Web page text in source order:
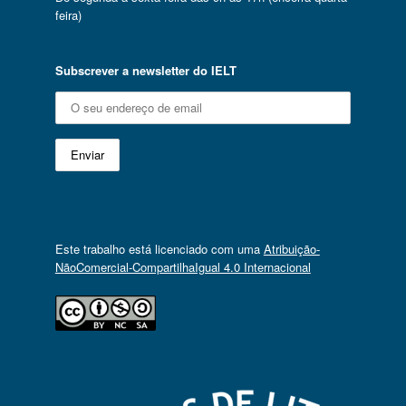
feira)
Subscrever a newsletter do IELT
Este trabalho está licenciado com uma Atribuição-
NãoComercial-CompartilhaIgual 4.0 Internacional